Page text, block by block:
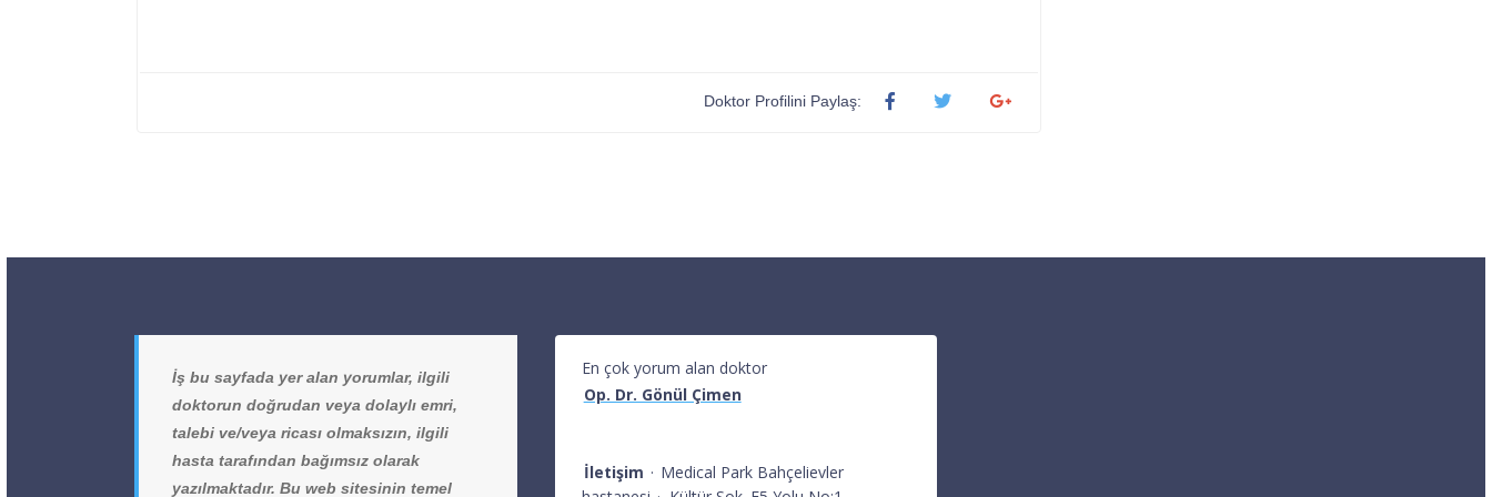
Doktor Profilini Paylaş:
İş bu sayfada yer alan yorumlar, ilgili
doktorun doğrudan veya dolaylı emri,
talebi ve/veya ricası olmaksızın, ilgili
hasta tarafından bağımsız olarak
yazılmaktadır. Bu web sitesinin temel
En çok yorum alan doktor
Op. Dr. Gönül Çimen
İletişim · Medical Park Bahçelievler